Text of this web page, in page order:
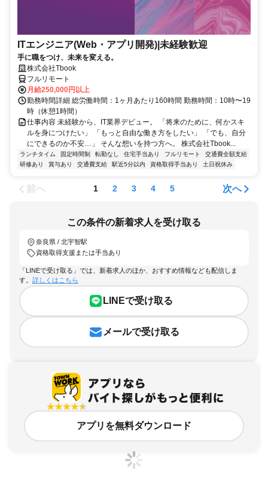
ITエンジニア(Web・アプリ開発)|未経験歓迎
手に職をつけ、未来を変える。
株式会社Tbook
フルリモート
月給250,000円以上
勤務時間詳細 総労働時間：1ヶ月あたり160時間 勤務時間：10時〜19
時（休憩1時間）
仕事内容 未経験から、IT業界デビュー。 「将来のために、何かスキ
ルを身につけたい」 「もっと自由な働き方をしたい」 「でも、自分
にできるのか不安…」 そんな想いを持つ方へ。 株式会社Tbook...
ランチタイム 固定時間制 転勤なし 住宅手当あり フルリモート
交通費全額支給
研修あり
賞与あり 交通費支給 駅近5分以内 資格取得手当あり 土日祝休み
前へ 1 2 3 4 5 次へ
この条件の新着求人を受け取る
奈良県 / 北宇智駅
資格取得支援または手当あり
「LINEで受け取る」では、新着求人のほか、おすすめ情報なども配信しま
す。 詳しくはこちら
LINEで受け取る
メールで受け取る
アプリを無料ダウンロード